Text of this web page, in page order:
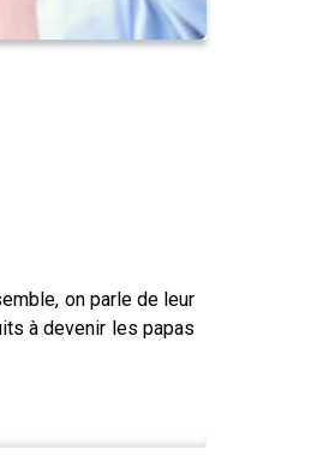
on parle de leur
à devenir les papas